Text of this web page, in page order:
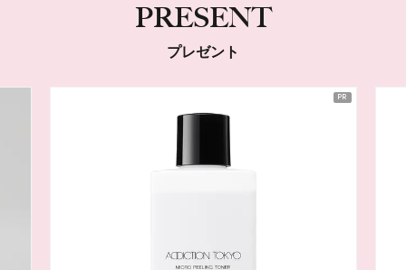
PRESENT
プレゼント